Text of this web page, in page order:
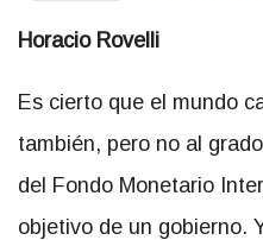
Horacio Rovelli
Es cierto que el mundo
también, pero no al
del Fondo Monetario
objetivo de un gobierno.